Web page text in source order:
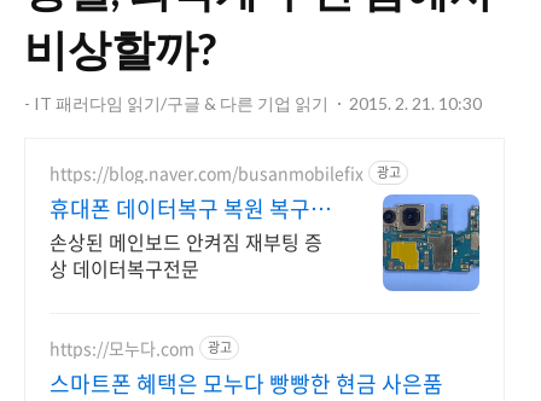
이
닷
비상할까?
- IT 패러다임 읽기/구글 & 다른 기업 읽기 2015. 2. 21. 10:30
https://blog.naver.com/busanmobilefix 광고
휴대폰 데이터복구 복원 복구
실패시 비용 무료
손상된 메인보드 안켜짐 재부팅 증
상 데이터복구전문
https://모누다.com 광고
스마트폰 혜택은 모누다 빵빵한 현금 사은품